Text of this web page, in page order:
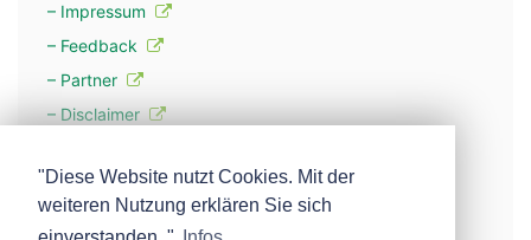
– Impressum
– Feedback
– Partner
– Disclaimer
– Werbung
"Diese Website nutzt Cookies. Mit der
weiteren Nutzung erklären Sie sich